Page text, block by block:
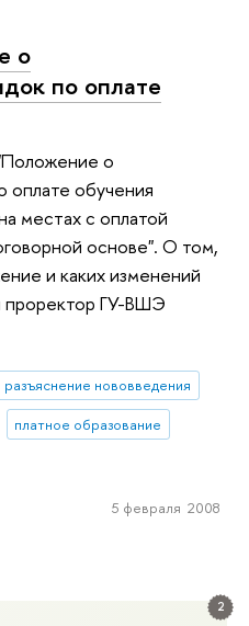
2
о
по оплате
о
оплате обучения
местах с оплатой
основе". О том,
и каких изменений
проректор ГУ-ВШЭ
разъяснение нововведения
платное образование
5 февраля 2008